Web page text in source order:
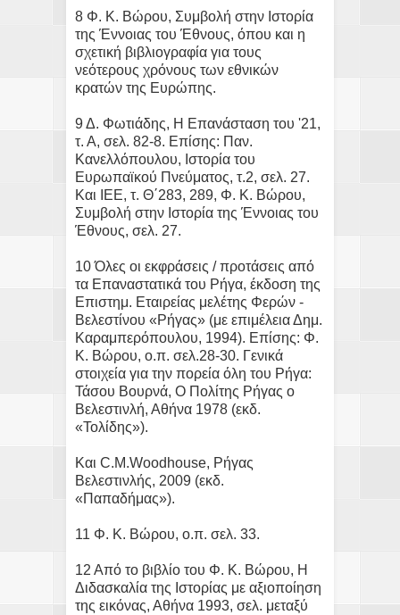
8 Φ. Κ. Βώρου, Συμβολή στην Ιστορία
της Έννοιας του Έθνους, όπου και η
σχετική βιβλιογραφία για τους
νεότερους χρόνους των εθνικών
κρατών της Ευρώπης.
9 Δ. Φωτιάδης, Η Επανάσταση του '21,
τ. Α, σελ. 82-8. Επίσης: Παν.
Κανελλόπουλου, Ιστορία του
Ευρωπαϊκού Πνεύματος, τ.2, σελ. 27.
Και ΙΕΕ, τ. Θ΄283, 289, Φ. Κ. Βώρου,
Συμβολή στην Ιστορία της Έννοιας του
Έθνους, σελ. 27.
10 Όλες οι εκφράσεις / προτάσεις από
τα Επαναστατικά του Ρήγα, έκδοση της
Επιστημ. Εταιρείας μελέτης Φερών -
Βελεστίνου «Ρήγας» (με επιμέλεια Δημ.
Καραμπερόπουλου, 1994). Επίσης: Φ.
Κ. Βώρου, ο.π. σελ.28-30. Γενικά
στοιχεία για την πορεία όλη του Ρήγα:
Τάσου Βουρνά, Ο Πολίτης Ρήγας ο
Βελεστινλή, Αθήνα 1978 (εκδ.
«Τολίδης»).
Και C.M.Woodhouse, Ρήγας
Βελεστινλής, 2009 (εκδ.
«Παπαδήμας»).
11 Φ. Κ. Βώρου, ο.π. σελ. 33.
12 Από το βιβλίο του Φ. Κ. Βώρου, Η
Διδασκαλία της Ιστορίας με αξιοποίηση
της εικόνας, Αθήνα 1993, σελ. μεταξύ